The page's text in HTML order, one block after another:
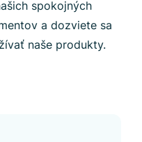
spokojných
a dozviete sa
naše produkty.